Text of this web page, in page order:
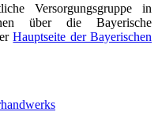
Versorgungsgruppe in
über die Bayerische
Hauptseite der Bayerischen